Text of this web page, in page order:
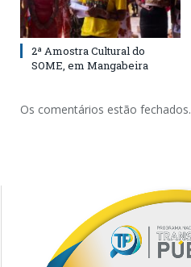
2ª Amostra Cultural do
SOME, em Mangabeira
Os comentários estão fechados.